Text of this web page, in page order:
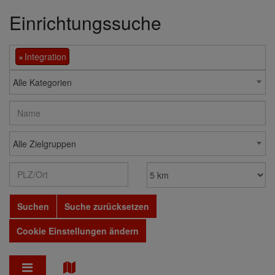
Einrichtungssuche
× Integration
Alle Kategorien
Alle Zielgruppen
Suchen
Suche zurücksetzen
Cookie Einstellungen ändern